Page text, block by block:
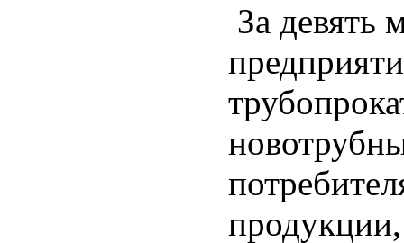
За девять